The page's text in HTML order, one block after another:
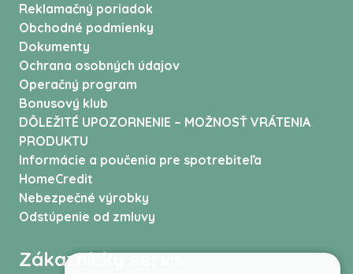
Reklamačný poriadok
Obchodné podmienky
Dokumenty
Ochrana osobných údajov
Operačný program
Bonusový klub
DÔLEŽITÉ UPOZORNENIE – MOŽNOSŤ VRÁTENIA
PRODUKTU
Informácie a poučenia pre spotrebiteľa
HomeCredit
Nebezpečné výrobky
Odstúpenie od zmluvy
Zákaznícky servis